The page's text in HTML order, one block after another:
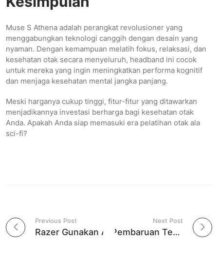
Muse S Athena adalah perangkat revolusioner yang
menggabungkan teknologi canggih dengan desain yang
nyaman. Dengan kemampuan melatih fokus, relaksasi, dan
kesehatan otak secara menyeluruh, headband ini cocok
untuk mereka yang ingin meningkatkan performa kognitif
dan menjaga kesehatan mental jangka panjang.
Meski harganya cukup tinggi, fitur-fitur yang ditawarkan
menjadikannya investasi berharga bagi kesehatan otak
Anda. Apakah Anda siap memasuki era pelatihan otak ala
sci-fi?
P
Previous Post
Razer Gunakan AI untuk Atasi Masalah Bot dalam Gaming
Next Post
Copilot Hilang? Pembaruan Terbaru Windows dari Microsoft Mengembalikannya